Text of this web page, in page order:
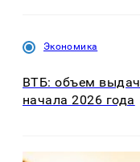
Экономика
ВТБ: объем
начала 2026 года